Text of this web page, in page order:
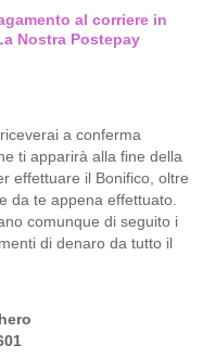
al corriere in
Nostra Postepay
a conferma
ti apparirà alla fine della
effettuare il Bonifico, oltre
da te appena effettuato.
comunque di seguito i
di denaro da tutto il